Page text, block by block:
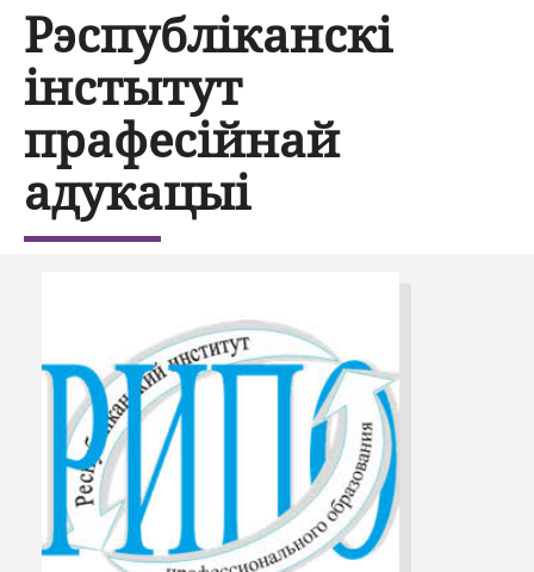
Рэспубліканскі
інстытут
прафесійнай
адукацыі